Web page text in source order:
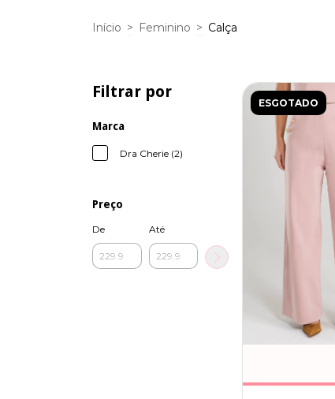
Início > Feminino > Calça
Filtrar por
Marca
Dra Cherie (2)
Preço
De Até
ESGOTADO